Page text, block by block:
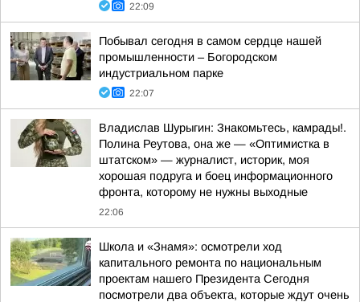
22:09
Побывал сегодня в самом сердце нашей
промышленности – Богородском
индустриальном парке
22:07
Владислав Шурыгин: Знакомьтесь, камрады!.
Полина Реутова, она же — «Оптимистка в
штатском» — журналист, историк, моя
хорошая подруга и боец информационного
фронта, которому не нужны выходные
22:06
Школа и «Знамя»: осмотрели ход
капитального ремонта по национальным
проектам нашего Президента Сегодня
посмотрели два объекта, которые ждут очень